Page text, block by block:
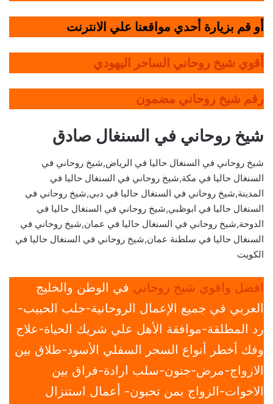
أو قم بزيارة أحدي مواقعنا علي الانترنت
أقوي شيخ روحاني الساحر اليهودي
رقم شيخ روحاني مضمون
شيخ روحاني في السنغال صادق
شيخ روحاني في السنغال حاليا في الرياض,شيخ روحاني في
السنغال حاليا في مكة,شيخ روحاني في السنغال حاليا في
المدينة,شيخ روحاني في السنغال حاليا في دبي,شيخ روحاني في
السنغال حاليا في ابوظبي,شيخ روحاني في السنغال حاليا في
الدوحة,شيخ روحاني في السنغال حاليا في عمان,شيخ روحاني في
السنغال حاليا في سلطنة عمان,شيخ روحاني في السنغال حاليا في
الكويت
افضل واقوي شيخ روحاني في الوطن والخليج
العربي في جميع الإعمال الروحانية-جلب الحبيب-
رد المطلقة-موافقة الأهل علي شريك الحياة-علاج
وفك أخطر أنواع السحر السفلي الأسود-طلاق بين
الازواج-مرض-جنون-سلب ارادة-فراق بين
الاخوات-الزواج بمن تحبون- أعمال استنزال